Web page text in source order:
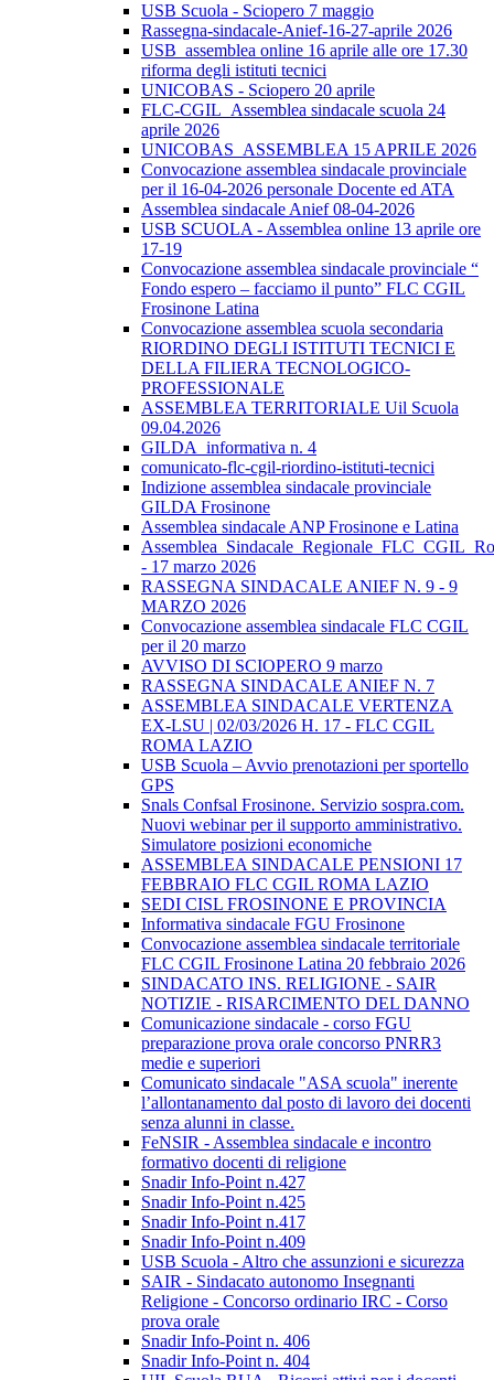
USB Scuola - Sciopero 7 maggio
Rassegna-sindacale-Anief-16-27-aprile 2026
USB_assemblea online 16 aprile alle ore 17.30
riforma degli istituti tecnici
UNICOBAS - Sciopero 20 aprile
FLC-CGIL_Assemblea sindacale scuola 24
aprile 2026
UNICOBAS_ASSEMBLEA 15 APRILE 2026
Convocazione assemblea sindacale provinciale
per il 16-04-2026 personale Docente ed ATA
Assemblea sindacale Anief 08-04-2026
USB SCUOLA - Assemblea online 13 aprile ore
17-19
Convocazione assemblea sindacale provinciale “
Fondo espero – facciamo il punto” FLC CGIL
Frosinone Latina
Convocazione assemblea scuola secondaria
RIORDINO DEGLI ISTITUTI TECNICI E
DELLA FILIERA TECNOLOGICO-
PROFESSIONALE
ASSEMBLEA TERRITORIALE Uil Scuola
09.04.2026
GILDA_informativa n. 4
comunicato-flc-cgil-riordino-istituti-tecnici
Indizione assemblea sindacale provinciale
GILDA Frosinone
Assemblea sindacale ANP Frosinone e Latina
- 17 marzo 2026
RASSEGNA SINDACALE ANIEF N. 9 - 9
MARZO 2026
Convocazione assemblea sindacale FLC CGIL
per il 20 marzo
AVVISO DI SCIOPERO 9 marzo
RASSEGNA SINDACALE ANIEF N. 7
ASSEMBLEA SINDACALE VERTENZA
EX-LSU | 02/03/2026 H. 17 - FLC CGIL
ROMA LAZIO
USB Scuola – Avvio prenotazioni per sportello
GPS
Snals Confsal Frosinone. Servizio sospra.com.
Nuovi webinar per il supporto amministrativo.
Simulatore posizioni economiche
ASSEMBLEA SINDACALE PENSIONI 17
FEBBRAIO FLC CGIL ROMA LAZIO
SEDI CISL FROSINONE E PROVINCIA
Informativa sindacale FGU Frosinone
Convocazione assemblea sindacale territoriale
FLC CGIL Frosinone Latina 20 febbraio 2026
SINDACATO INS. RELIGIONE - SAIR
NOTIZIE - RISARCIMENTO DEL DANNO
Comunicazione sindacale - corso FGU
preparazione prova orale concorso PNRR3
medie e superiori
Comunicato sindacale "ASA scuola" inerente
l’allontanamento dal posto di lavoro dei docenti
senza alunni in classe.
FeNSIR - Assemblea sindacale e incontro
formativo docenti di religione
Snadir Info-Point n.427
Snadir Info-Point n.425
Snadir Info-Point n.417
Snadir Info-Point n.409
USB Scuola - Altro che assunzioni e sicurezza
SAIR - Sindacato autonomo Insegnanti
Religione - Concorso ordinario IRC - Corso
prova orale
Snadir Info-Point n. 406
Snadir Info-Point n. 404